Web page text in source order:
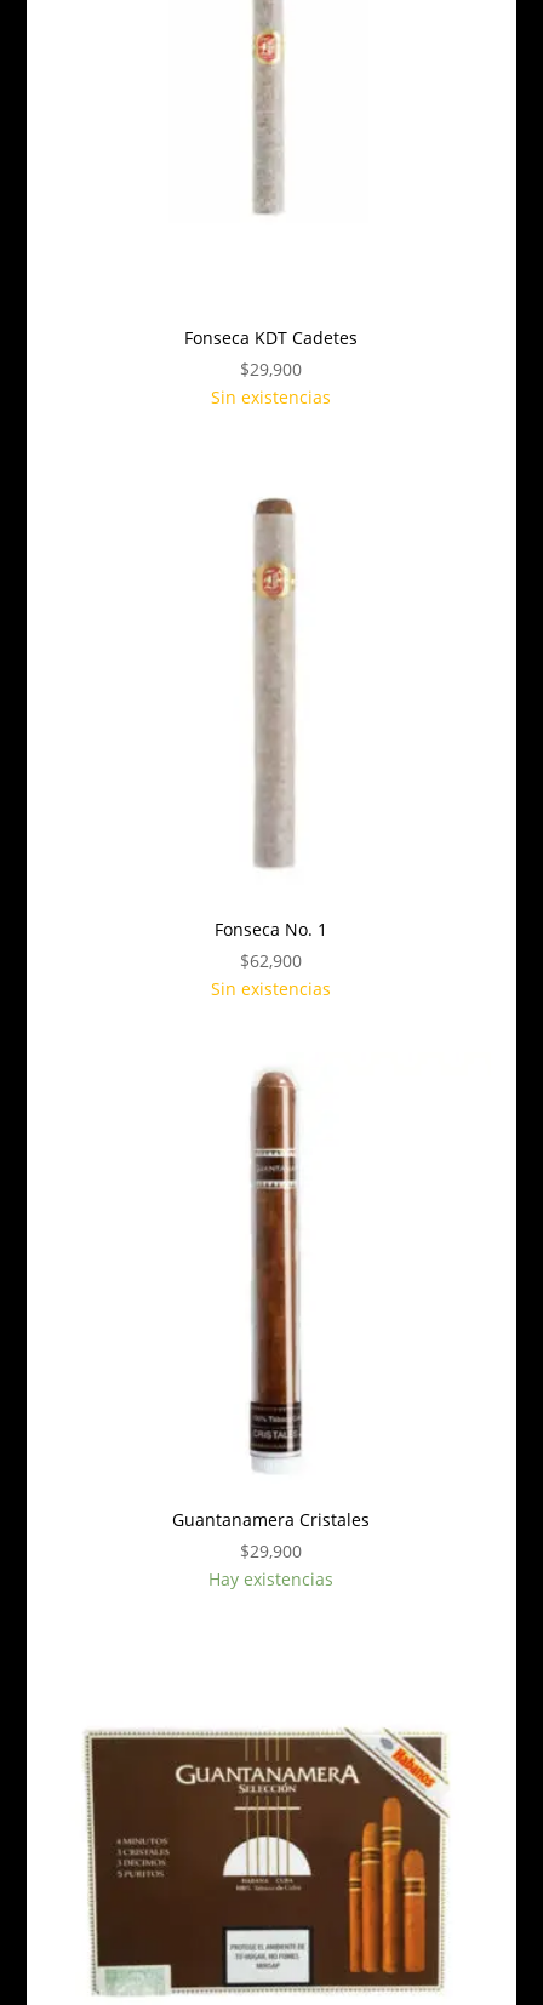
Fonseca KDT Cadetes
$29,900
Sin existencias
Fonseca No. 1
$62,900
Sin existencias
Guantanamera Cristales
$29,900
Hay existencias